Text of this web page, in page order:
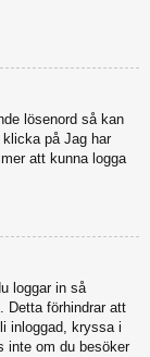
lösenord så kan
på Jag har
att kunna logga
loggar in så
Detta förhindrar att
inloggad, kryssa i
inte om du besöker